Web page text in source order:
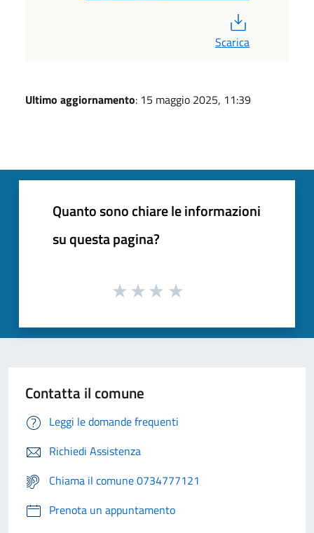
Scarica
Ultimo aggiornamento: 15 maggio 2025, 11:39
Quanto sono chiare le informazioni
su questa pagina?
Contatta il comune
Leggi le domande frequenti
Richiedi Assistenza
Chiama il comune 0734777121
Prenota un appuntamento